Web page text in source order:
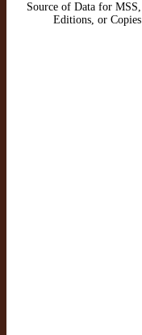
Source of Data for MSS,
Editions, or Copies